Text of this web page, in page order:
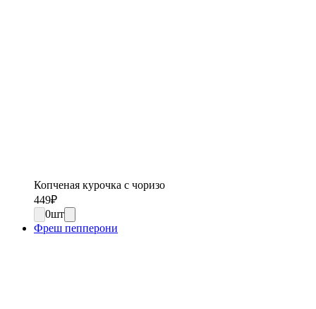
Копченая курочка с чоризо
449₽
0шт
Фреш пепперони